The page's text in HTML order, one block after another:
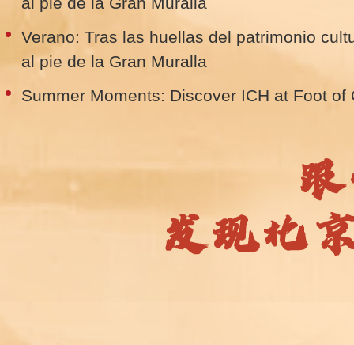
Verano: Tras las huellas del patrimonio
al pie de la Gran Muralla
Summer Moments: Discover ICH at Foot of